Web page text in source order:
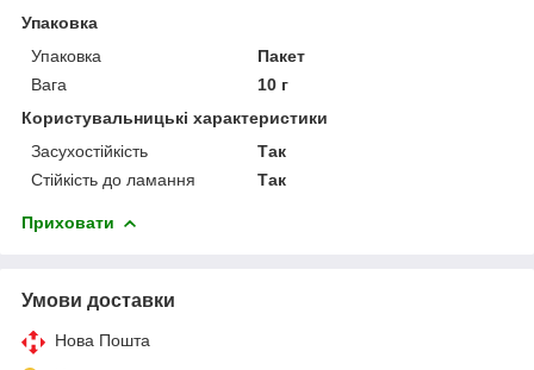
Упаковка
Упаковка
Пакет
Вага
10 г
Користувальницькі характеристики
Засухостійкість
Так
Стійкість до ламання
Так
Приховати
Умови доставки
Нова Пошта